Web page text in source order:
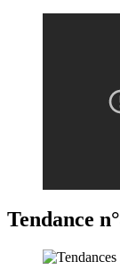
Tendance